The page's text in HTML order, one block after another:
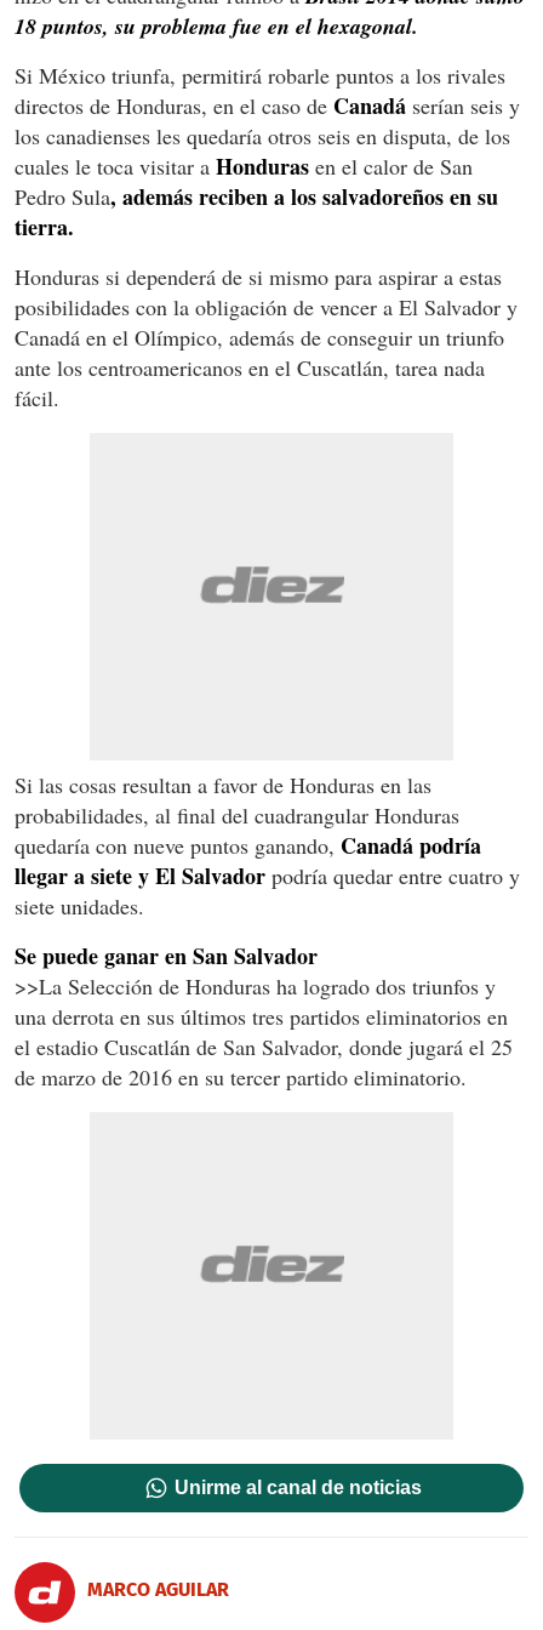
18 puntos, su problema fue en el hexagonal.
Si México triunfa, permitirá robarle puntos a los rivales
directos de Honduras, en el caso de Canadá serían seis y
los canadienses les quedaría otros seis en disputa, de los
cuales le toca visitar a Honduras en el calor de San
Pedro Sula, además reciben a los salvadoreños en su
tierra.
Honduras si dependerá de si mismo para aspirar a estas
posibilidades con la obligación de vencer a El Salvador y
Canadá en el Olímpico, además de conseguir un triunfo
ante los centroamericanos en el Cuscatlán, tarea nada
fácil.
Si las cosas resultan a favor de Honduras en las
probabilidades, al final del cuadrangular Honduras
quedaría con nueve puntos ganando, Canadá podría
llegar a siete y El Salvador podría quedar entre cuatro y
siete unidades.
Se puede ganar en San Salvador
>>La Selección de Honduras ha logrado dos triunfos y
una derrota en sus últimos tres partidos eliminatorios en
el estadio Cuscatlán de San Salvador, donde jugará el 25
de marzo de 2016 en su tercer partido eliminatorio.
Unirme al canal de noticias
MARCO AGUILAR